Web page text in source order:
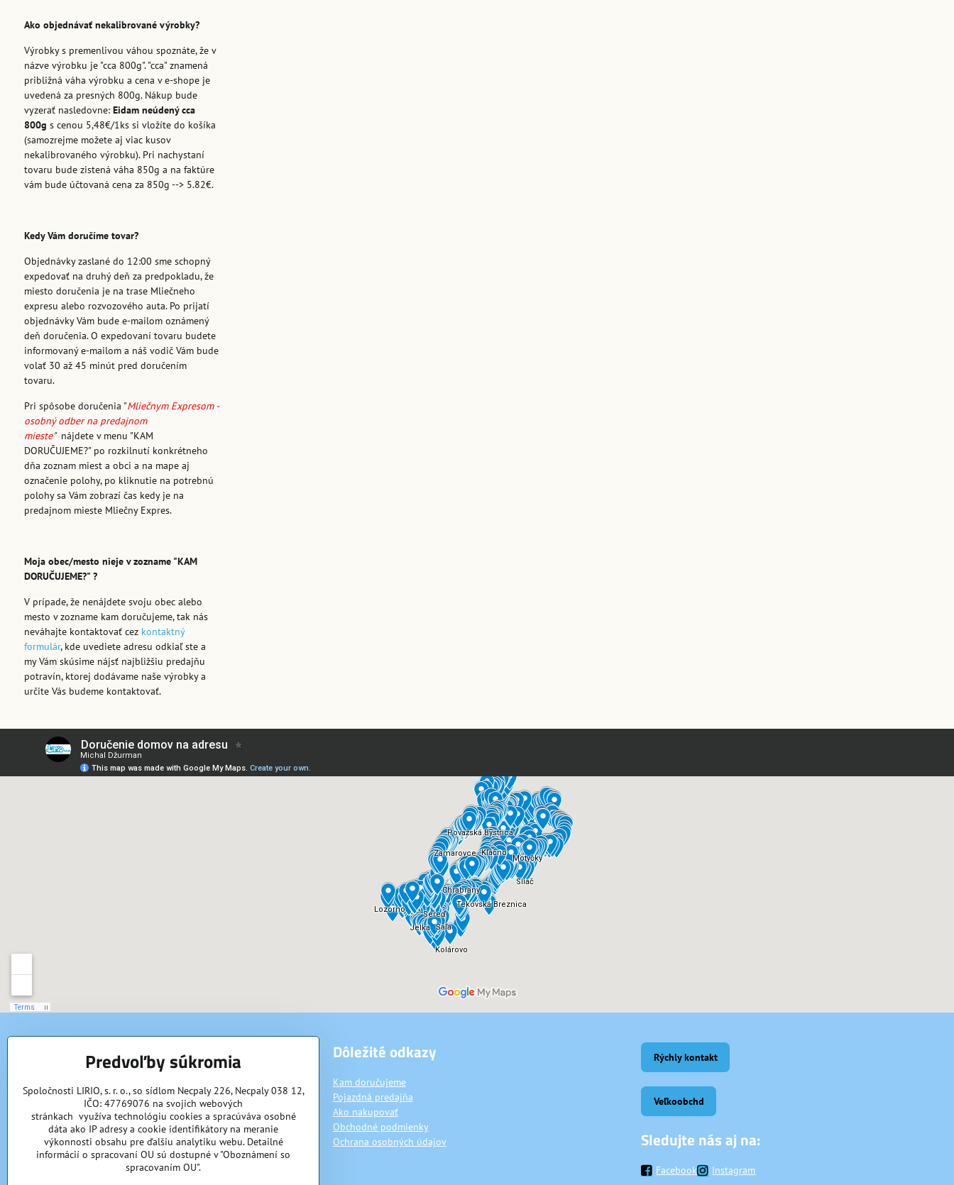
Ako objednávať nekalibrované výrobky?
Výrobky s premenlivou váhou spoznáte, že v
názve výrobku je "cca 800g". "cca" znamená
približná váha výrobku a cena v e-shope je
uvedená za presných 800g. Nákup bude
vyzerať nasledovne: Eidam neúdený cca
800g s cenou 5,48€/1ks si vložíte do košíka
(samozrejme možete aj viac kusov
nekalibrovaného výrobku). Pri nachystaní
tovaru bude zistená váha 850g a na faktúre
vám bude účtovaná cena za 850g --> 5.82€.
Kedy Vám doručíme tovar?
Objednávky zaslané do 12:00 sme schopný
expedovať na druhý deň za predpokladu, že
miesto doručenia je na trase Mliečneho
expresu alebo rozvozového auta. Po prijatí
objednávky Vám bude e-mailom oznámený
deň doručenia. O expedovaní tovaru budete
informovaný e-mailom a náš vodič Vám bude
volať 30 až 45 minút pred doručením
tovaru.
Pri spôsobe doručenia "Mliečnym Expresom -
osobný odber na predajnom
mieste" nájdete v menu "KAM
DORUČUJEME?" po rozkilnutí konkrétneho
dňa zoznam miest a obci a na mape aj
označenie polohy, po kliknutie na potrebnú
polohy sa Vám zobrazí čas kedy je na
predajnom mieste Mliečny Expres.
Moja obec/mesto nieje v zozname "KAM
DORUČUJEME?" ?
V prípade, že nenájdete svoju obec alebo
mesto v zozname kam doručujeme, tak nás
neváhajte kontaktovať cez kontaktný
formulár, kde uvediete adresu odkiaľ ste a
my Vám skúsime nájsť najbližšiu predajňu
potravín, ktorej dodávame naše výrobky a
určite Vás budeme kontaktovať.
KONTAKTY
Necpaly 226
038 12 Necpaly
IČO: 47769076
Vedúci prevádzky
Michal Džurman
Dôležité odkazy
Kam doručujeme
Pojazdná predajňa
Ako nakupovať
Obchodné podmienky
Ochrana osobných údajov
Rýchly kontakt
Veľkoobchd
Sledujte nás aj na:
Facebook Instagram
Predvoľby súkromia
Spoločnosti LIRIO, s. r. o., so sídlom Necpaly 226, Necpaly 038 12,
IČO: 47769076 na svojich webových
stránkach využíva technológiu cookies a spracúváva osobné
dáta ako IP adresy a cookie identifikátory na meranie
výkonnosti obsahu pre ďalšiu analytiku webu. Detailné
informácií o spracovaní OU sú dostupné v "Oboznámení so
spracovaním OU".